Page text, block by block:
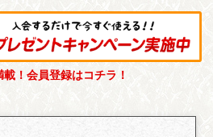
！会員登録はコチラ！